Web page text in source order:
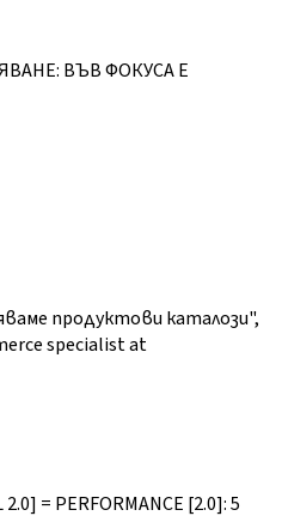
ВЪВ ФОКУСА Е
продуктови каталози",
specialist at
= PERFORMANCE [2.0]: 5